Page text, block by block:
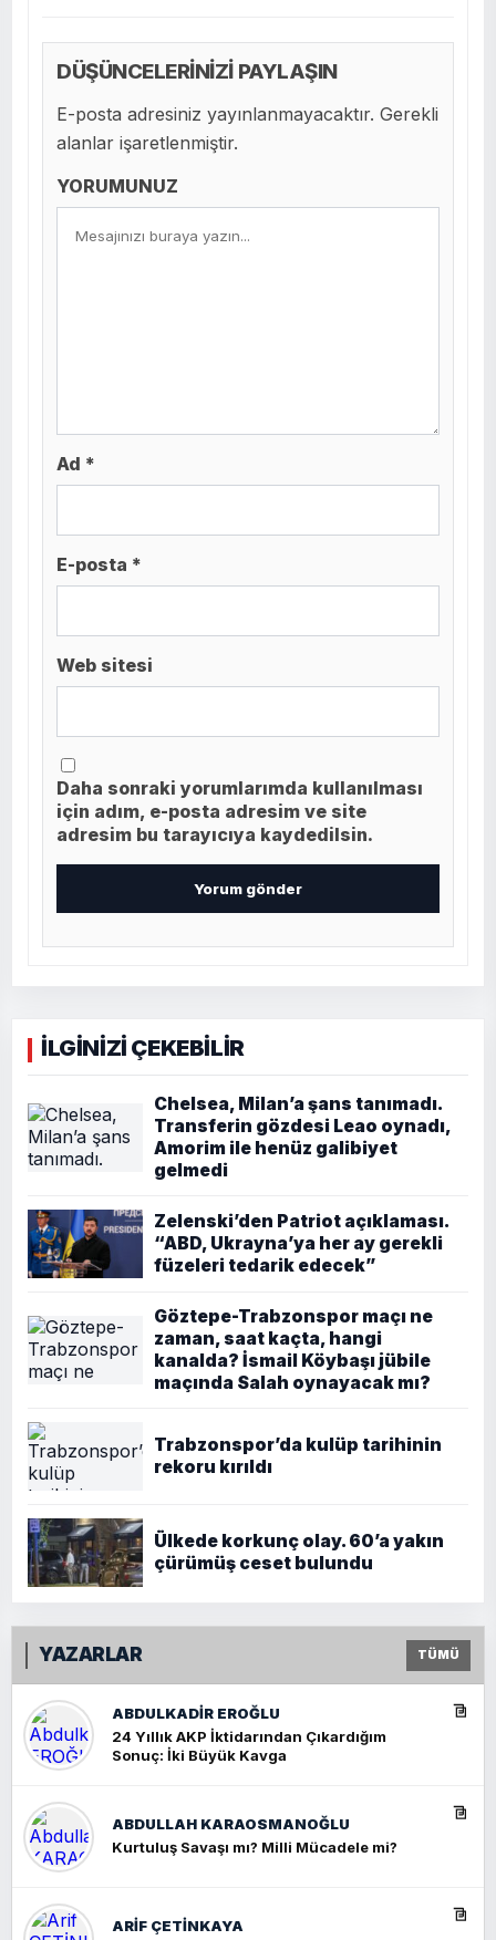
DÜŞÜNCELERİNİZİ PAYLAŞIN
E-posta adresiniz yayınlanmayacaktır. Gerekli
alanlar işaretlenmiştir.
YORUMUNUZ
Ad *
E-posta *
Web sitesi
Daha sonraki yorumlarımda kullanılması
için adım, e-posta adresim ve site
adresim bu tarayıcıya kaydedilsin.
İLGİNİZİ ÇEKEBİLİR
Chelsea, Milan’a şans tanımadı.
Transferin gözdesi Leao oynadı,
Amorim ile henüz galibiyet
gelmedi
Zelenski’den Patriot açıklaması.
“ABD, Ukrayna’ya her ay gerekli
füzeleri tedarik edecek”
Göztepe-Trabzonspor maçı ne
zaman, saat kaçta, hangi
kanalda? İsmail Köybaşı jübile
maçında Salah oynayacak mı?
Trabzonspor’da kulüp tarihinin
rekoru kırıldı
Ülkede korkunç olay. 60’a yakın
çürümüş ceset bulundu
YAZARLAR TÜMÜ
ABDULKADIR EROĞLU
24 Yıllık AKP İktidarından Çıkardığım
Sonuç: İki Büyük Kavga
ABDULLAH KARAOSMANOĞLU
Kurtuluş Savaşı mı? Milli Mücadele mi?
ARIF ÇETİNKAYA